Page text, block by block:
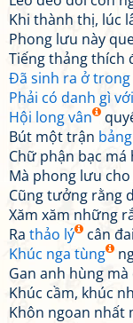
Khi thành thị, lúc
Phong lưu này
Tiếng thảng thích
Đã sinh ra ở
Phải có danh gì
Hội long vân
Bút một trận
Chữ phận bạc
Mà phong lưu
Cũng tưởng rằng
Xăm xăm những
Ra thảo lý
cân
Khúc nga tùng
Gan anh hùng
Khúc cầm, khúc
Khôn ngoan nhất